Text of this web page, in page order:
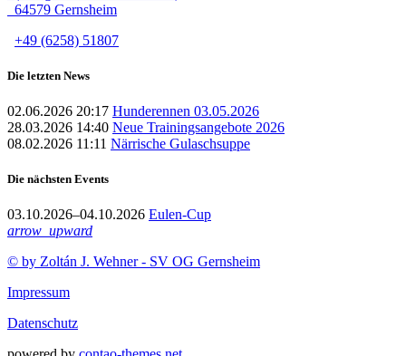
64579 Gernsheim
+49 (6258) 51807
Die letzten News
02.06.2026 20:17 Hunderennen 03.05.2026
28.03.2026 14:40 Neue Trainingsangebote 2026
08.02.2026 11:11 Närrische Gulaschsuppe
Die nächsten Events
03.10.2026–04.10.2026 Eulen-Cup
arrow_upward
© by Zoltán J. Wehner - SV OG Gernsheim
Impressum
Datenschutz